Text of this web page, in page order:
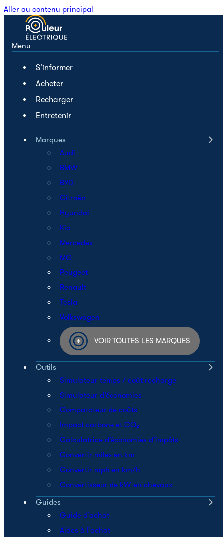
Aller au contenu principal
Menu
S’informer
Acheter
Recharger
Entretenir
Marques
Audi
BMW
BYD
Citroën
Hyundai
Kia
Mercedes
MG
Peugeot
Renault
Tesla
Volkswagen
VOIR TOUTES LES MARQUES
Outils
Simulateur temps / coût recharge
Simulateur d’économies
Comparateur de coûts
Impact carbone et CO₂
Calculatrice d’économies d’impôts
Convertir miles en km
Convertir mph en km/h
Convertisseur de kW en chevaux
Guides
Guide d’achat
Aides à l’achat